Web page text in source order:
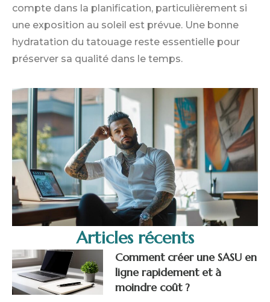
compte dans la planification, particulièrement si
une exposition au soleil est prévue. Une bonne
hydratation du tatouage reste essentielle pour
préserver sa qualité dans le temps.
Articles récents
Comment créer une SASU en
ligne rapidement et à
moindre coût ?